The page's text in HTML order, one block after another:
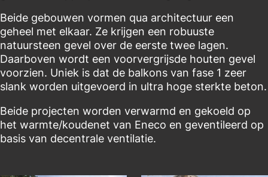
Beide gebouwen vormen qua architectuur een
geheel met elkaar. Ze krijgen een robuuste
natuursteen gevel over de eerste twee lagen.
Daarboven wordt een voorvergrijsde houten gevel
voorzien. Uniek is dat de balkons van fase 1 zeer
slank worden uitgevoerd in ultra hoge sterkte beton.
Beide projecten worden verwarmd en gekoeld op
het warmte/koudenet van Eneco en geventileerd op
basis van decentrale ventilatie.